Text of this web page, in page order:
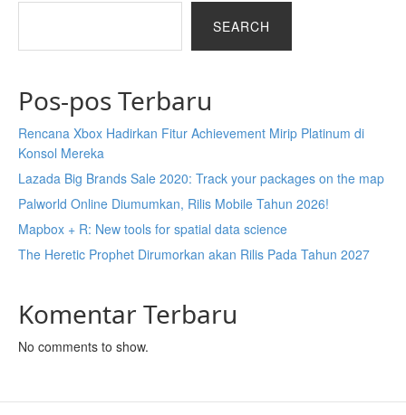
SEARCH
Pos-pos Terbaru
Rencana Xbox Hadirkan Fitur Achievement Mirip Platinum di
Konsol Mereka
Lazada Big Brands Sale 2020: Track your packages on the map
Palworld Online Diumumkan, Rilis Mobile Tahun 2026!
Mapbox + R: New tools for spatial data science
The Heretic Prophet Dirumorkan akan Rilis Pada Tahun 2027
Komentar Terbaru
No comments to show.